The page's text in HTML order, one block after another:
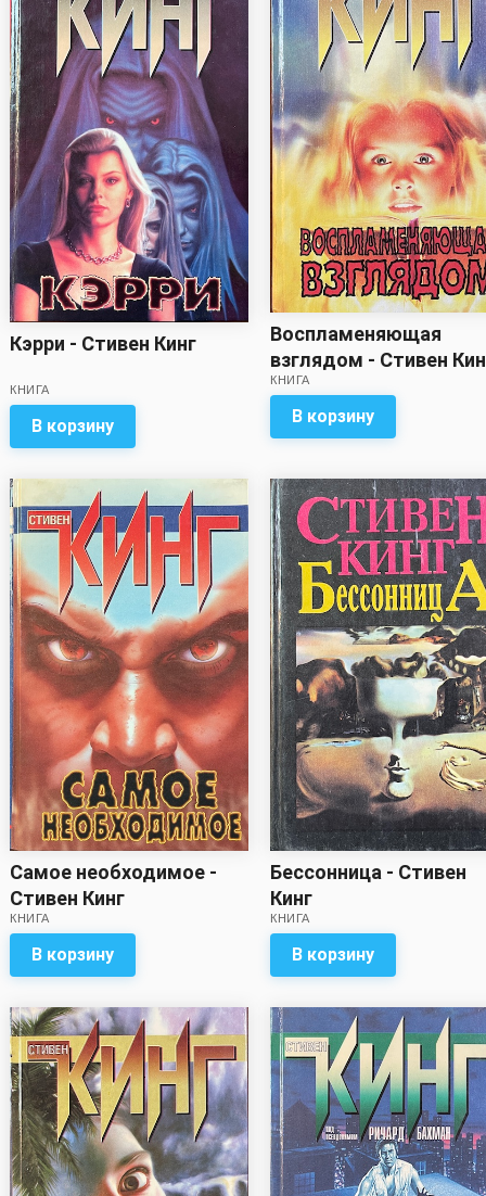
Кэрри - Стивен Кинг
КНИГА
В корзину
Воспламеняющая
взглядом - Стивен
КНИГА
В корзину
Самое необходимое -
Стивен Кинг
КНИГА
В корзину
Бессонница - Стивен
Кинг
КНИГА
В корзину